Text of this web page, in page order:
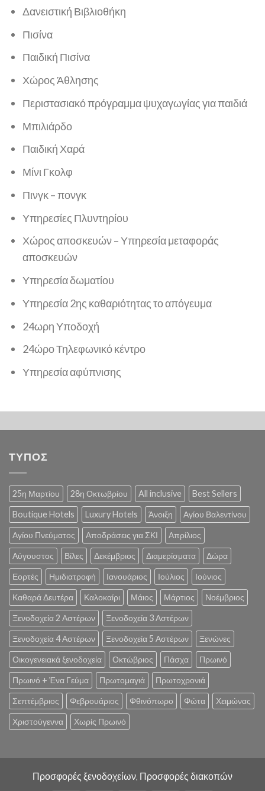
Δανειστική Βιβλιοθήκη
Πισίνα
Παιδική Πισίνα
Χώρος Άθλησης
Περιστασιακό πρόγραμμα ψυχαγωγίας για παιδιά
Μπιλιάρδο
Παιδική Χαρά
Μίνι Γκολφ
Πινγκ – πονγκ
Υπηρεσίες Πλυντηρίου
Χώρος αποσκευών – Υπηρεσία μεταφοράς
αποσκευών
Υπηρεσία δωματίου
Υπηρεσία 2ης καθαριότητας το απόγευμα
24ωρη Υποδοχή
24ώρο Τηλεφωνικό κέντρο
Υπηρεσία αφύπνισης
ΤΥΠΟΣ
25η Μαρτίου 28η Οκτωβρίου All inclusive Best Sellers
Boutique Hotels Luxury Hotels Άνοιξη Αγίου Βαλεντίνου
Αγίου Πνεύματος Αποδράσεις για ΣΚΙ Απρίλιος
Αύγουστος Βίλες Δεκέμβριος Διαμερίσματα Δώρα
Εορτές Ημιδιατροφή Ιανουάριος Ιούλιος Ιούνιος
Καθαρά Δευτέρα Καλοκαίρι Μάιος Μάρτιος Νοέμβριος
Ξενοδοχεία 2 Αστέρων Ξενοδοχεία 3 Αστέρων
Ξενοδοχεία 4 Αστέρων Ξενοδοχεία 5 Αστέρων Ξενώνες
Οικογενειακά ξενοδοχεία Οκτώβριος Πάσχα Πρωινό
Πρωινό + Ένα Γεύμα Πρωτομαγιά Πρωτοχρονιά
Σεπτέμβριος Φεβρουάριος Φθινόπωρο Φώτα Χειμώνας
Χριστούγεννα Χωρίς Πρωινό
Προσφορές ξενοδοχείων, Προσφορές διακοπών